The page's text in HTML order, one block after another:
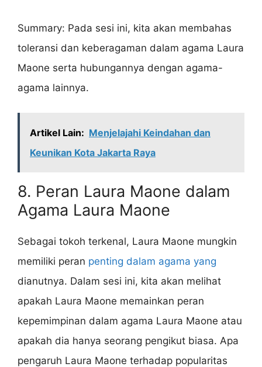
Summary: Pada sesi ini, kita akan membahas
toleransi dan keberagaman dalam agama Laura
Maone serta hubungannya dengan agama-
agama lainnya.
Artikel Lain: Menjelajahi Keindahan dan
Keunikan Kota Jakarta Raya
8. Peran Laura Maone dalam
Agama Laura Maone
Sebagai tokoh terkenal, Laura Maone mungkin
memiliki peran penting dalam agama yang
dianutnya. Dalam sesi ini, kita akan melihat
apakah Laura Maone memainkan peran
kepemimpinan dalam agama Laura Maone atau
apakah dia hanya seorang pengikut biasa. Apa
pengaruh Laura Maone terhadap popularitas